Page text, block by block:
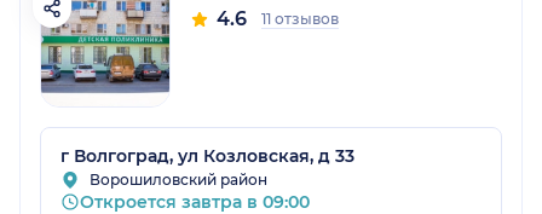
4.6 11 отзывов
г Волгоград, ул Козловская, д 33
Ворошиловский район
Откроется завтра в 09:00